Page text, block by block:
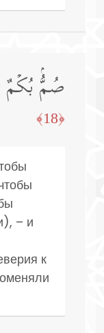
صُمُّۢ بُكۡمٌ
﴿18﴾
– и
к